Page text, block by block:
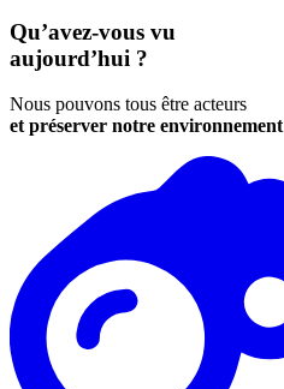
Qu’avez-vous vu
aujourd’hui ?
Nous pouvons tous être acteurs
et préserver notre environnement